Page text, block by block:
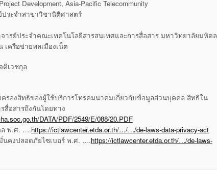
Development, Asia-Pacific Telecommunity
ระจำสาขาวิชานิติศาสตร์
ารย์ประจำคณะเทคโนโลยีสารสนเทศและการสื่อสาร มหาวิทยาลัยมหิดล
เครือข่ายพลเมืองเน็ต
ติเวชกุล
ครองสิทธิของผู้ใช้บริการโทรคมนาคมเกี่ยวกับข้อมูลส่วนบุคคล สิทธิใน
สื่อสารถึงกันโดยทาง
DATA/PDF/2549/E/088/20.PDF
ล พ.ศ. ….https://ictlawcenter.etda.or.th/…/…/de-laws-data-privacy-act
นคงปลอดภัยไซเบอร์ พ.ศ. ….https://ictlawcenter.etda.or.th/…/de-laws-